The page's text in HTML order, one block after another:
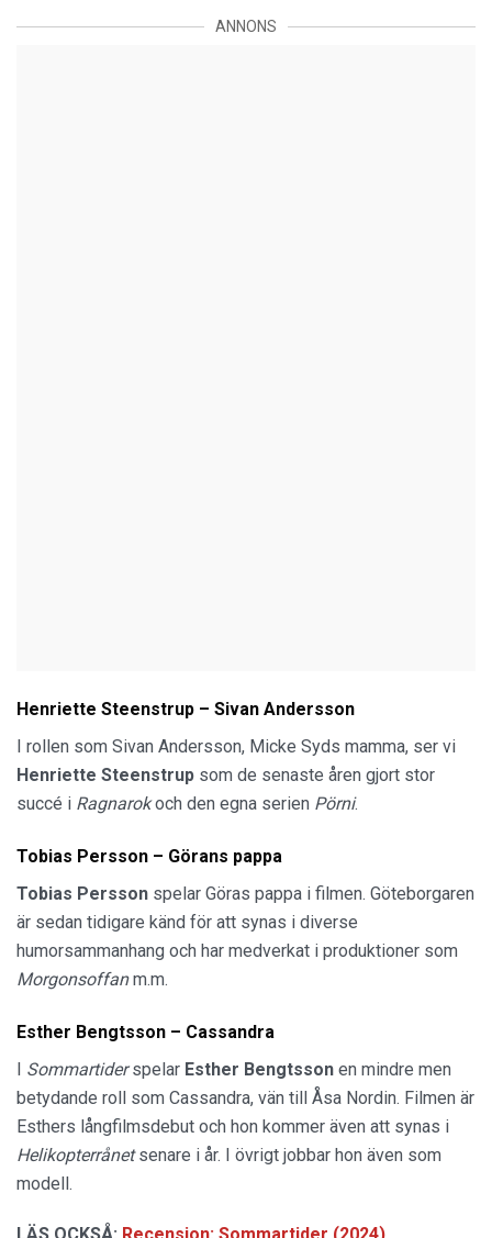
ANNONS
Henriette Steenstrup – Sivan Andersson
I rollen som Sivan Andersson, Micke Syds mamma, ser vi
Henriette Steenstrup som de senaste åren gjort stor
succé i Ragnarokoch den egna serien Pörni.
Tobias Persson – Görans pappa
Tobias Persson spelar Göras pappa i filmen. Göteborgaren
är sedan tidigare känd för att synas i diverse
humorsammanhang och har medverkat i produktioner som
Morgonsoffanm.m.
Esther Bengtsson – Cassandra
I Sommartiderspelar Esther Bengtsson en mindre men
betydande roll som Cassandra, vän till Åsa Nordin. Filmen är
Esthers långfilmsdebut och hon kommer även att synas i
Helikopterrånetsenare i år. I övrigt jobbar hon även som
modell.